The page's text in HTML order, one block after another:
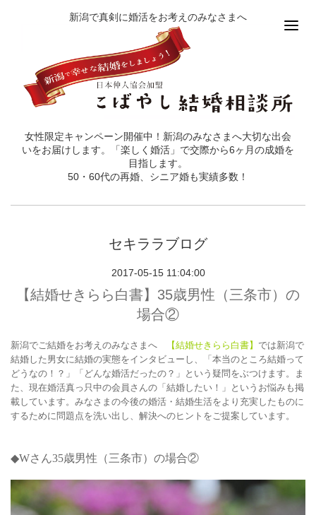
新潟で真剣に婚活をお考えのみなさまへ
女性限定キャンペーン開催中！新潟のみなさまへ大切な出会
いをお届けします。「楽しく婚活」で交際から6ヶ月の成婚を
目指します。
50・60代の再婚、シニア婚も実績多数！
セキララブログ
2017-05-15 11:04:00
【結婚せきらら白書】35歳男性（三条市）の
場合②
新潟でご結婚をお考えのみなさまへ 【結婚せきらら白書】 では新潟で
結婚した男女に結婚の実態をインタビューし、「本当のところ結婚って
どうなの！？」「どんな婚活だったの？」という疑問をぶつけます。ま
た、現在婚活真っ只中の会員さんの「結婚したい！」というお悩みも掲
載しています。みなさまの今後の婚活・結婚生活をより充実したものに
するために問題点を洗い出し、解決へのヒントをご提案しています。
◆Wさん35歳男性（三条市）の場合②